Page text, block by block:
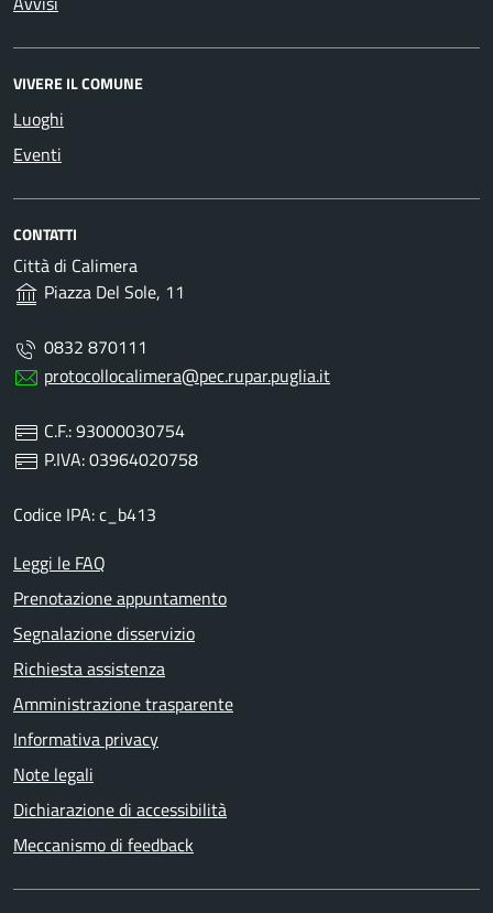
VIVERE IL COMUNE
Luoghi
Eventi
CONTATTI
Città di Calimera
Piazza Del Sole, 11
0832 870111
protocollocalimera@pec.rupar.puglia.it
C.F.: 93000030754
P.IVA: 03964020758
Codice IPA: c_b413
Leggi le FAQ
Prenotazione appuntamento
Segnalazione disservizio
Richiesta assistenza
Amministrazione trasparente
Informativa privacy
Note legali
Dichiarazione di accessibilità
Meccanismo di feedback